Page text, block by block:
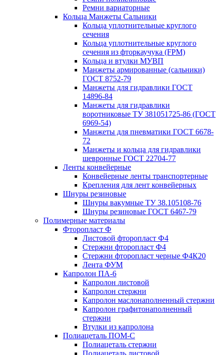
Ремни вариаторные
Кольца Манжеты Сальники
Кольца уплотнительные круглого
сечения
Кольца уплотнительные круглого
сечения из фторкаучука (FPM)
Кольца и втулки МУВП
Манжеты армированные (сальники)
ГОСТ 8752-79
Манжеты для гидравлики ГОСТ
14896-84
Манжеты для гидравлики
воротниковые ТУ 381051725-86 (ГОСТ
6969-54)
Манжеты для пневматики ГОСТ 6678-
72
Манжеты и кольца для гидравлики
шевронные ГОСТ 22704-77
Ленты конвейерные
Конвейерные ленты транспортерные
Крепления для лент конвейерных
Шнуры резиновые
Шнуры вакумные ТУ 38.105108-76
Шнуры резиновые ГОСТ 6467-79
Полимерные материалы
Фторопласт Ф
Листовой фторопласт Ф4
Стержни фторопласт Ф4
Стержни фторопласт черные Ф4К20
Лента ФУМ
Капролон ПА-6
Капролон листовой
Капролон стержни
Капролон маслонаполненный стержни
Капролон графитонаполненный
стержни
Втулки из капролона
Полиацеталь ПОМ-С
Полиацеталь стержни
Полиацеталь листовой